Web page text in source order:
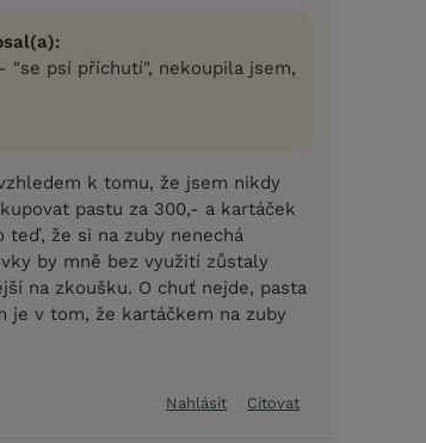
"se psí příchutí", nekoupila jsem,
k tomu, že jsem nikdy
pastu za 300,- a kartáček
teď, že si na zuby nenechá
by mně bez využití zůstaly
na zkoušku. O chuť nejde, pasta
je v tom, že kartáčkem na zuby
Nahlásit Citovat